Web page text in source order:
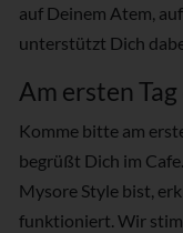
auf Deinem Atem,
unterstützt Dich
Am ersten
Komme bitte am
begrüßt Dich im
Mysore Style bist,
funktioniert. Wir